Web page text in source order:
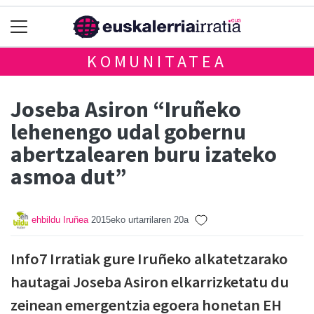
KOMUNITATEA
Joseba Asiron “Iruñeko
lehenengo udal gobernu
abertzalearen buru izateko
asmoa dut”
ehbildu Iruñea 2015eko urtarrilaren 20a
Info7 Irratiak gure Iruñeko alkatetzarako
hautagai Joseba Asiron elkarrizketatu du
zeinean emergentzia egoera honetan EH